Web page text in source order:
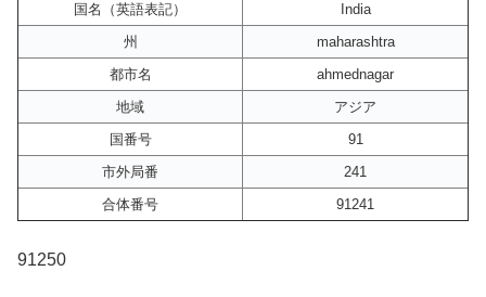
国名（英語表記）
India
州
maharashtra
都市名
ahmednagar
地域
アジア
国番号
91
市外局番
241
合体番号
91241
91250